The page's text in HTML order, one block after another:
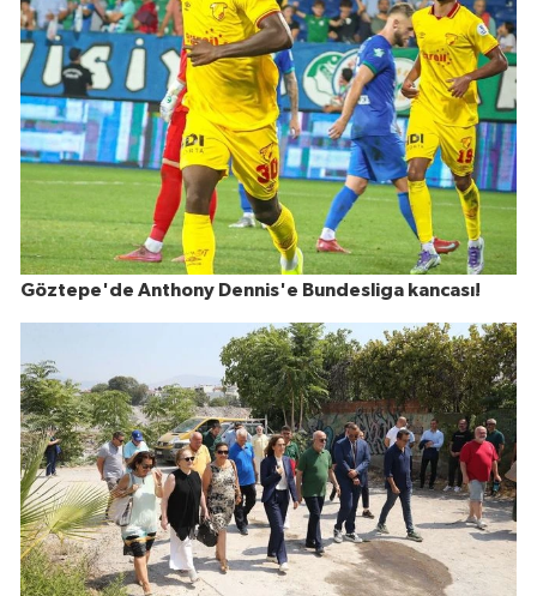
Göztepe'de Anthony Dennis'e Bundesliga kancası!